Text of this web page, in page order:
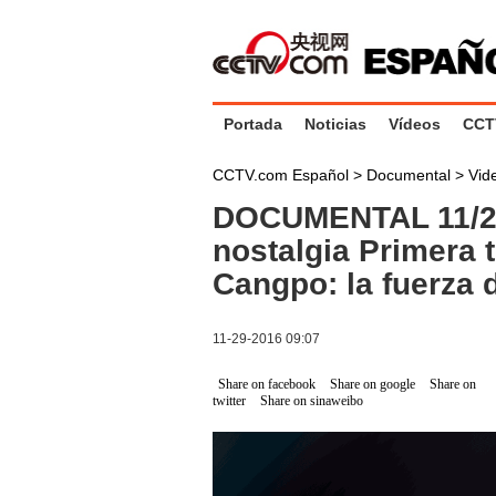
Portada Noticias Vídeos
CCTV.com Español > Documental >
DOCUMENTAL
nostalgia Primera
Cangpo: la fuerza
11-29-2016 09:07
Share on facebook Share on google
Share on
twitter
Share on sinaweibo